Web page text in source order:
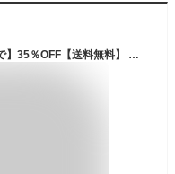
【1,000円OFFクーポン先着配布・6/1まで】35％OFF【送料無料】 なまけmoco 着る毛布 ルームウェア 3way襟 レディース 前開き 部屋着 もこもこ あったか 静電気防止加工 秋冬 秋用 冬用 お揃い おそろい ペアルック ペアパジャマ かわいい 可愛い おしゃれ 全5色 M-L